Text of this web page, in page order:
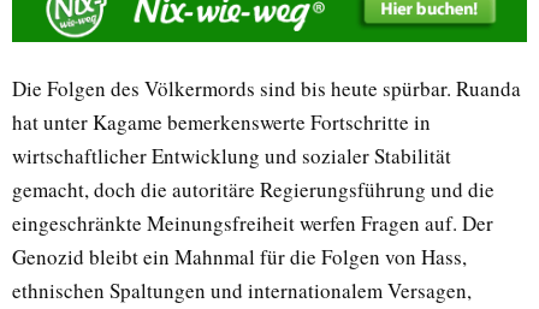
Die Folgen des Völkermords sind bis heute spürbar. Ruanda
hat unter Kagame bemerkenswerte Fortschritte in
wirtschaftlicher Entwicklung und sozialer Stabilität
gemacht, doch die autoritäre Regierungsführung und die
eingeschränkte Meinungsfreiheit werfen Fragen auf. Der
Genozid bleibt ein Mahnmal für die Folgen von Hass,
ethnischen Spaltungen und internationalem Versagen,